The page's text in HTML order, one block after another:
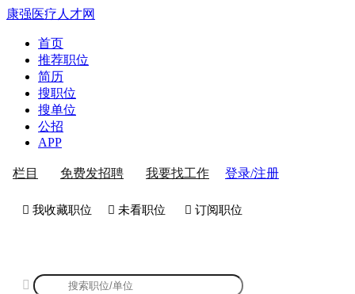
康强医疗人才网
首页
推荐职位
简历
搜职位
搜单位
公招
APP
栏目 免费发招聘 我要找工作 登录/注册
 我收藏职位  未看职位  订阅职位
